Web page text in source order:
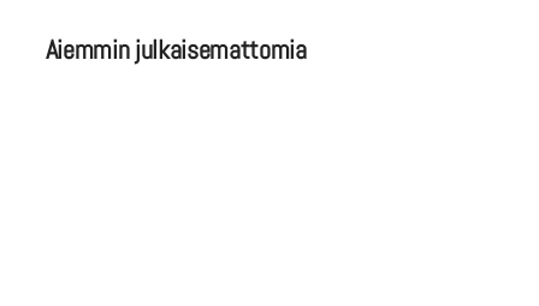
Aiemmin julkaisemattomia